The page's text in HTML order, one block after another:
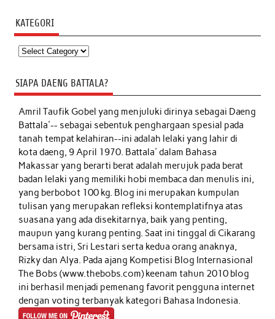
KATEGORI
Kategori
SIAPA DAENG BATTALA?
Amril Taufik Gobelyang menjuluki dirinya sebagai Daeng
Battala'-- sebagai sebentuk penghargaan spesial pada
tanah tempat kelahiran--ini adalah lelaki yang lahir di
kota daeng, 9 April 1970. Battala' dalam Bahasa
Makassar yang berarti berat adalah merujuk pada berat
badan lelaki yang memiliki hobi membaca dan menulis ini,
yang berbobot 100 kg. Blog ini merupakan kumpulan
tulisan yang merupakan refleksi kontemplatifnya atas
suasana yang ada disekitarnya, baik yang penting,
maupun yang kurang penting. Saat ini tinggal di Cikarang
bersama istri, Sri Lestari serta kedua orang anaknya,
Rizky dan Alya. Pada ajang Kompetisi Blog Internasional
The Bobs (www.thebobs.com) keenam tahun 2010 blog
ini berhasil menjadi pemenang favorit pengguna internet
dengan voting terbanyak kategori Bahasa Indonesia.